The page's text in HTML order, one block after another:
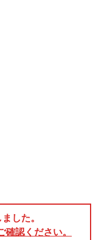
した。
認ください。